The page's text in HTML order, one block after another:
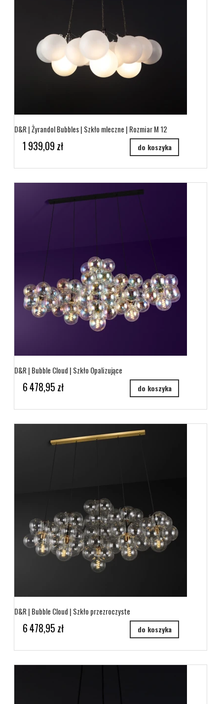
D&R | Żyrandol Bubbles | Szkło mleczne | Rozmiar M 12
1 939,09 zł do koszyka
D&R | Bubble Cloud | Szkło Opalizujące
6 478,95 zł do koszyka
D&R | Bubble Cloud | Szkło przezroczyste
6 478,95 zł do koszyka